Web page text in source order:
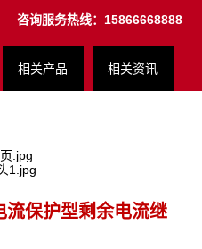
咨询服务热线： 15866668888
相关产品 相关资讯
流保护型剩余电流继